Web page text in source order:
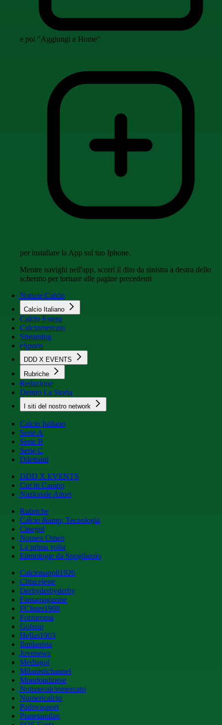
e poi "Aggiungi a Home"
per installare la App sul tuo Iphone.
Mentre navighi nell'app, scorri il dito da sinistra a destra dello
schermo per tornare alle pagine precedenti
Notizie Calcio
Calcio Italiano
Calcio Estero
Calciomercato
Streaming
eSports
DDD X EVENTS
Rubriche
Redazione
Dentro La Storia
I siti del nostro network
Calcio Italiano
Serie A
Serie B
Serie C
Dilettanti
DDD X EVENTS
Cur in Campo
Nazionale Attori
Rubriche
Calcio &amp; Tecnologia
Cinegol
Nomen Omen
La prima volta
Etimologie da Spogliatoio
Calcionapoli1926
Cittaceleste
Derbyderbyderby
Fantamagazine
FCInter1908
Forzaroma
Golssip
Hellas1903
Ilmilanista
Juvenews
Mediagol
Milanistichannel
Mondoudinese
Notiziecalciomercato
Numericalcio
Padovasport
Pianetamilan